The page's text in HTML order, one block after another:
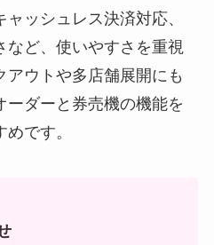
ッシュレス決済対応、
など、使いやすさを重視
アウトや多店舗展開にも
ーダーと券売機の機能を
です。